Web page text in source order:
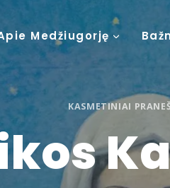
Medžiugorję
KASMETINIAI